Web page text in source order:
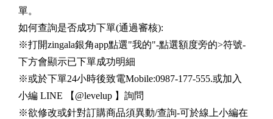
單。
如何查詢是否成功下單(通過審核):
※打開zingala銀角app點選"我的"-點選額度旁的>符號-
下方會顯示已下單成功明細
※或於下單24小時後致電Mobile:0987-177-555.或加入
小編 LINE 【@levelup 】詢問
※欲修改或針對訂購商品須異動/查詢-可於線上小編在